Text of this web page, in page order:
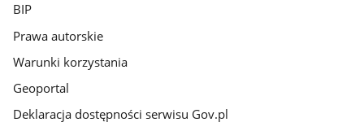
BIP
Prawa autorskie
Warunki korzystania
Geoportal
Deklaracja dostępności serwisu Gov.pl